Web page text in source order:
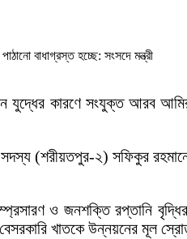
যুদ্ধের কারণে সংযুক্ত আরব
(শরীয়তপুর-২) সফিকুর
ও জনশক্তি রপ্তানি
খাতকে উন্নয়নের মূল